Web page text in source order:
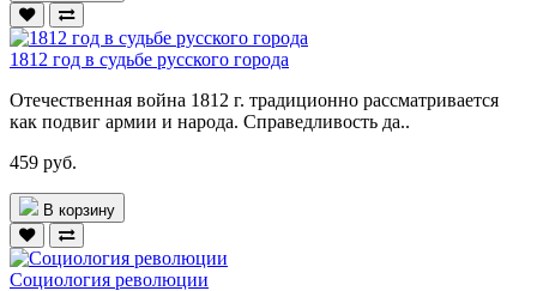
1812 год в судьбе русского города
Отечественная война 1812 г. традиционно рассматривается
как подвиг армии и народа. Справедливость да..
459 руб.
В корзину
Социология революции